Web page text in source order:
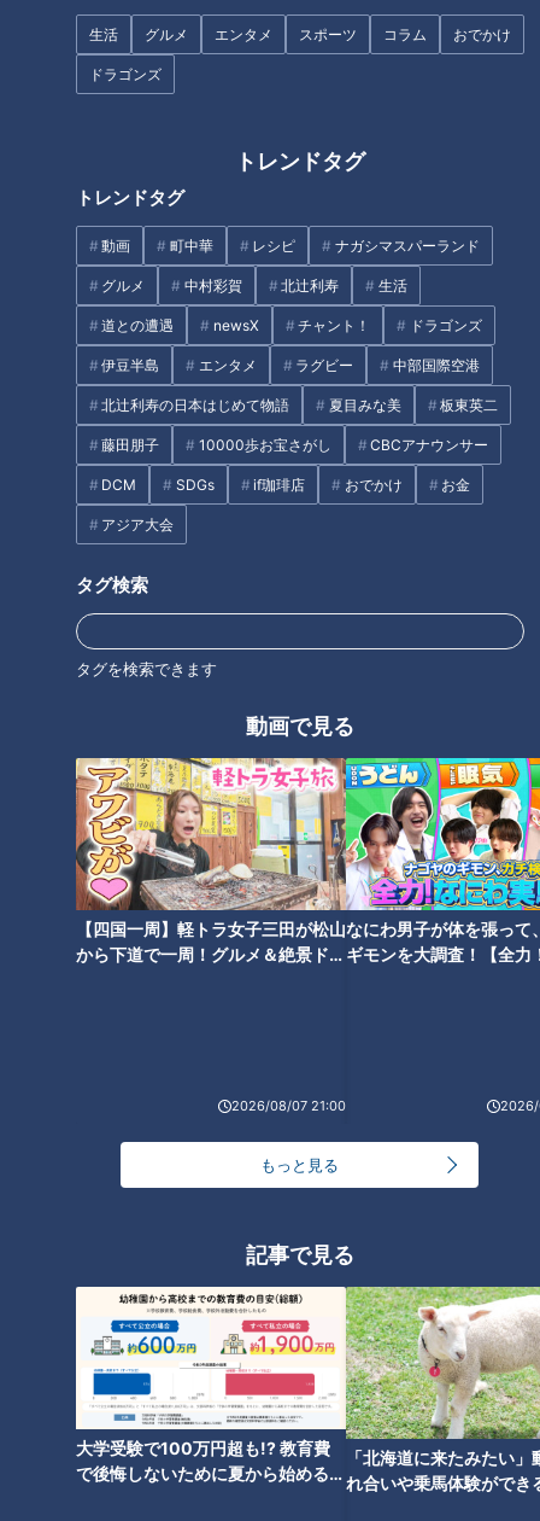
生活 グルメ エンタメ スポーツ コラム おでかけ
ドラゴンズ
トレンドタグ
トレンドタグ
動画 町中華 レシピ ナガシマスパーランド
グルメ 中村彩賀 北辻利寿 生活
道との遭遇 newsX チャント！ ドラゴンズ
伊豆半島 エンタメ ラグビー 中部国際空港
北辻利寿の日本はじめて物語 夏目みな美 板東英二
藤田朋子 10000歩お宝さがし CBCアナウンサー
DCM SDGs if珈琲店 おでかけ お金
アジア大会
タグ検索
タグを検索できます
動画で見る
【四国一周】軽トラ女子三田が松山
から下道で一周！グルメ＆絶景ドラ
2026/08/07 21:00
なにわ男子が体を張って
ギモンを大調査！【全力
2026/
もっと見る
記事で見る
大学受験で100万円超も!? 教育費
で後悔しないために夏から始めるお
「北海道に来たみたい」
れ合いや乗馬体験ができ
CBCテレビ『チャント！』食べなきゃ損する！愛されフード
訪れたのは、中川区にある「人生餃子」。あいにくの雨の日に
もかかわらず、お店の前には長蛇の列。開店と同時に満席にな
るほどの人気店です。
お客さんの9割以上が注文する「皿台湾」とは一体どんな料理
なのでしょうか？
CBCテレビ『チャント！』食べなきゃ損する！愛されフード
「皿台湾」の大皿を覆いつくすのは、ニンニク、唐辛子で炒め
たもやしとニラ。その下に中華麺が隠れており、麺は固めにゆ
でて、しょう油、お酢、唐辛子などを合わせた特製ダレにしっ
かり絡めます。
CBCテレビ『チャント！』食べなきゃ損する！愛されフード
そして上にのせる具材は、中華鍋に一人前250gのたっぷりも
やしとニラをさっと油通しし、水分とうま味を閉じ込めて一度
鍋からあげます。そして今度は中華鍋にしょう油、ニンニク、
唐辛子などを入れてひき肉を炒めたら、先ほどのニラ、もやし
を加えてサッと炒めて麺の上に盛り付けます。皿の上に盛る台